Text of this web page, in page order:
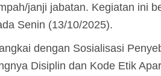
janji jabatan. Kegiatan ini
Senin (13/10/2025).
dengan Sosialisasi
Disiplin dan Kode Etik